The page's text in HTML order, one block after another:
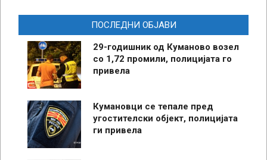
ПОСЛЕДНИ ОБЈАВИ
29-годишник од Куманово возел
со 1,72 промили, полицијата го
привела
Кумановци се тепале пред
угостителски објект, полицијата
ги привела